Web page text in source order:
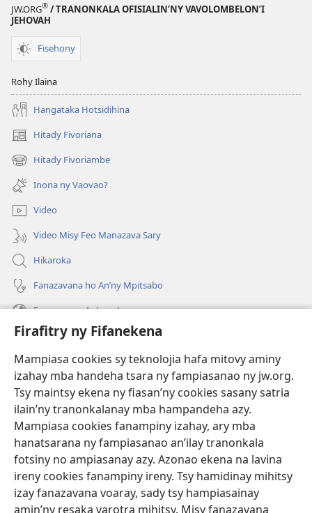
Firafitry ny Fifanekena
Mampiasa cookies sy teknolojia hafa mitovy aminy
izahay mba handeha tsara ny fampiasanao ny jw.org.
Tsy maintsy ekena ny fiasan’ny cookies sasany satria
ilain’ny tranonkalanay mba hampandeha azy.
Mampiasa cookies fanampiny izahay, ary mba
hanatsarana ny fampiasanao an’ilay tranonkala
fotsiny no ampiasanay azy. Azonao ekena na lavina
ireny cookies fanampiny ireny. Tsy hamidinay mihitsy
izay fanazavana voaray, sady tsy hampiasainay
amin’ny resaka varotra mihitsy. Misy fanazavana
JW.ORG® / TRANONKALA OFISIALIN’NY VAVOLOMBELON’I
JEHOVAH
Fisehony
Rohy Ilaina
Hangataka Hotsidihina
Hitady Fivoriana
(manokatra
rohy) Hitady Fivoriambe
(manokatra
rohy) Inona ny Vaovao?
Video
Video Misy Feo Manazava Sary
Hikaroka
Fanazavana ho An’ny Mpitsabo
Fanazavana Ankapobeny
Fanampiana
Fanomezana
(manokatra
rohy)
FITEHIRIZAM-BOKIN’NY Vavolombelon’i Jehovah
(manokatra
rohy)
JW Hub
(manokatra
rohy)
JW Library
Watchtower Library ®